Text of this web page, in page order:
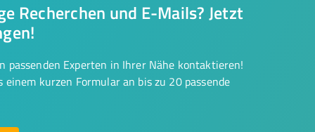
Recherchen und E-Mails? Jetzt
passenden Experten in Ihrer Nähe kontaktieren!
kurzen Formular an bis zu 20 passende